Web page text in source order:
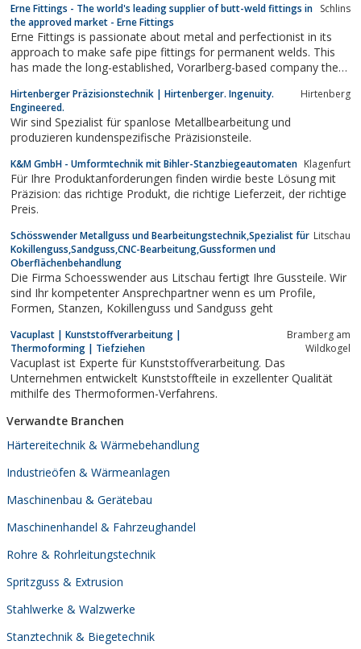
Erne Fittings - The world's leading supplier of butt-weld fittings in
the approved market - Erne Fittings
Schlins
Erne Fittings is passionate about metal and perfectionist in its
approach to make safe pipe fittings for permanent welds. This
has made the long-established, Vorarlberg-based company the
market, with its top-notch solutions, high-performance logistics,
quality and...
Hirtenberger Präzisionstechnik | Hirtenberger. Ingenuity.
Engineered.
Hirtenberg
Wir sind Spezialist für spanlose Metallbearbeitung und
produzieren kundenspezifische Präzisionsteile.
K&M GmbH - Umformtechnik mit Bihler-Stanzbiegeautomaten Klagenfurt
Für Ihre Produktanforderungen finden wirdie beste Lösung mit
Präzision: das richtige Produkt, die richtige Lieferzeit, der richtige
Preis.
Schösswender Metallguss und Bearbeitungstechnik,Spezialist für
Kokillenguss,Sandguss,CNC-Bearbeitung,Gussformen und
Oberflächenbehandlung
Litschau
Die Firma Schoesswender aus Litschau fertigt Ihre Gussteile. Wir
sind Ihr kompetenter Ansprechpartner wenn es um Profile,
Formen, Stanzen, Kokillenguss und Sandguss geht
Vacuplast | Kunststoffverarbeitung |
Thermoforming | Tiefziehen
Bramberg am
Wildkogel
Vacuplast ist Experte für Kunststoffverarbeitung. Das
Unternehmen entwickelt Kunststoffteile in exzellenter Qualität
mithilfe des Thermoformen-Verfahrens.
Verwandte Branchen
Härtereitechnik & Wärmebehandlung
Industrieöfen & Wärmeanlagen
Maschinenbau & Gerätebau
Maschinenhandel & Fahrzeughandel
Rohre & Rohrleitungstechnik
Spritzguss & Extrusion
Stahlwerke & Walzwerke
Stanztechnik & Biegetechnik